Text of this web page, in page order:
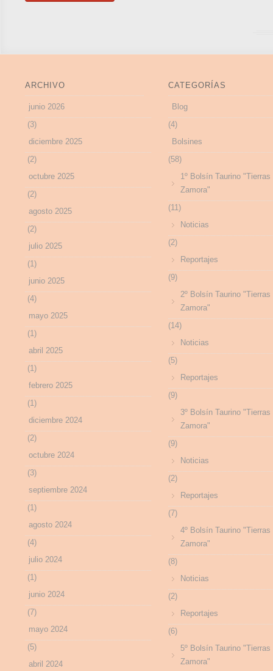
ARCHIVO
junio 2026
(3)
diciembre 2025
(2)
octubre 2025
(2)
agosto 2025
(2)
julio 2025
(1)
junio 2025
(4)
mayo 2025
(1)
abril 2025
(1)
febrero 2025
(1)
diciembre 2024
(2)
octubre 2024
(3)
septiembre 2024
(1)
agosto 2024
(4)
julio 2024
(1)
junio 2024
(7)
mayo 2024
(5)
abril 2024
CATEGORÍAS
Blog
(4)
Bolsines
(58)
1º Bolsín Taurino "Tierras
Zamora"
(11)
Noticias
(2)
Reportajes
(9)
2º Bolsín Taurino "Tierras
Zamora"
(14)
Noticias
(5)
Reportajes
(9)
3º Bolsín Taurino "Tierras
Zamora"
(9)
Noticias
(2)
Reportajes
(7)
4º Bolsín Taurino "Tierras
Zamora"
(8)
Noticias
(2)
Reportajes
(6)
5º Bolsín Taurino "Tierras
Zamora"